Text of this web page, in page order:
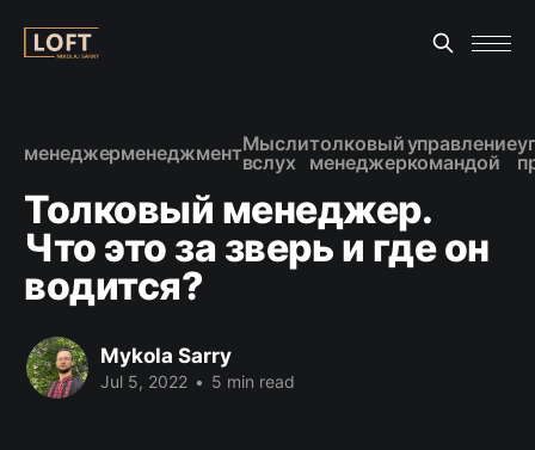
менеджерменеджментМысли
вслух
толковый
менеджер
управление
командой
Толковый менеджер.
Что это за зверь и где он
водится?
Mykola Sarry
Jul 5, 2022 • 5 min read